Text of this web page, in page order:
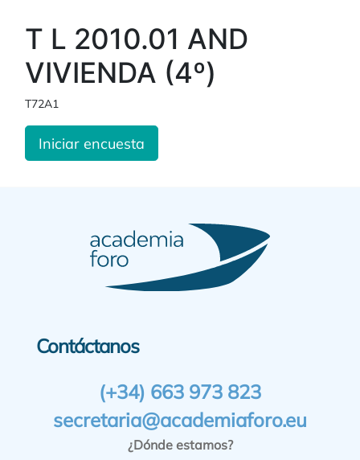
T L 2010.01 AND
VIVIENDA (4º)
T72A1
Iniciar encuesta
Contáctanos
(+34) 663 973 823
secretaria@academiaforo.eu
¿Dónde estamos?